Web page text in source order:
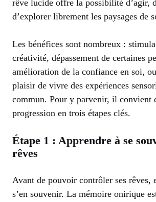
rêve lucide offre la possibilité d’agir,
d’explorer librement les paysages de
Les bénéfices sont nombreux :
créativité, dépassement de certaines
amélioration de la confiance en soi,
plaisir de vivre des expériences
commun. Pour y parvenir, il convient
progression en trois étapes clés.
Étape 1 : Apprendre à se
rêves
Avant de pouvoir contrôler ses rêves,
s’en souvenir. La mémoire onirique